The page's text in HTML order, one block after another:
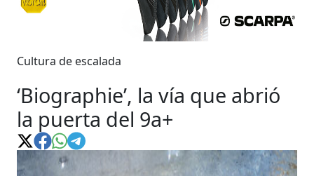
Cultura de escalada
‘Biographie’, la vía que abrió
la puerta del 9a+